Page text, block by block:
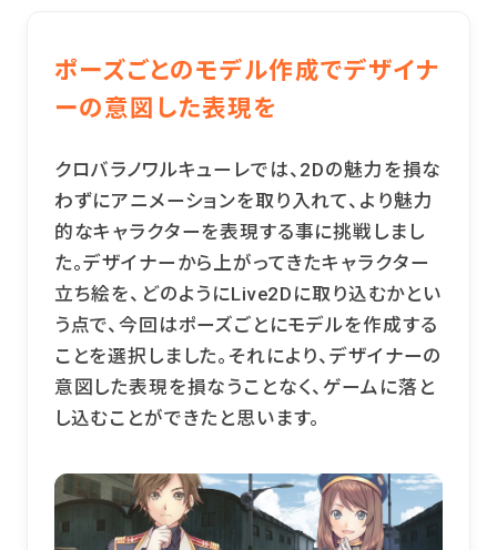
ポーズごとのモデル作成でデザイナ
ーの意図した表現を
クロバラノワルキューレでは、2Dの魅力を損な
わずにアニメーションを取り入れて、より魅力
的なキャラクターを表現する事に挑戦しまし
た。デザイナーから上がってきたキャラクター
立ち絵を、どのようにLive2Dに取り込むかとい
う点で、今回はポーズごとにモデルを作成する
ことを選択しました。それにより、デザイナーの
意図した表現を損なうことなく、ゲームに落と
し込むことができたと思います。